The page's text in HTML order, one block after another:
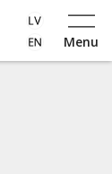
Menu